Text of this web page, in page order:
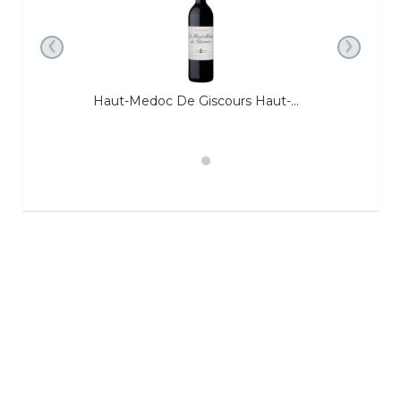
Haut-Medoc De Giscours Haut-Medoc A.O.P.
‹ ›